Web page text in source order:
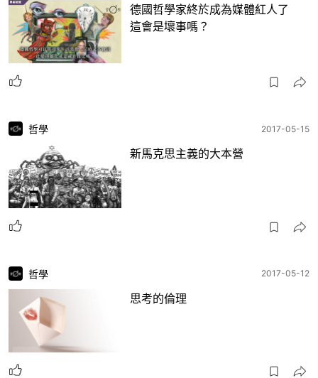
德國哲學家終於成為媒體紅人了
這會是壞事嗎？
哲學 2017-05-15
新馬克思主義的大本營
哲學 2017-05-12
思考的倫理